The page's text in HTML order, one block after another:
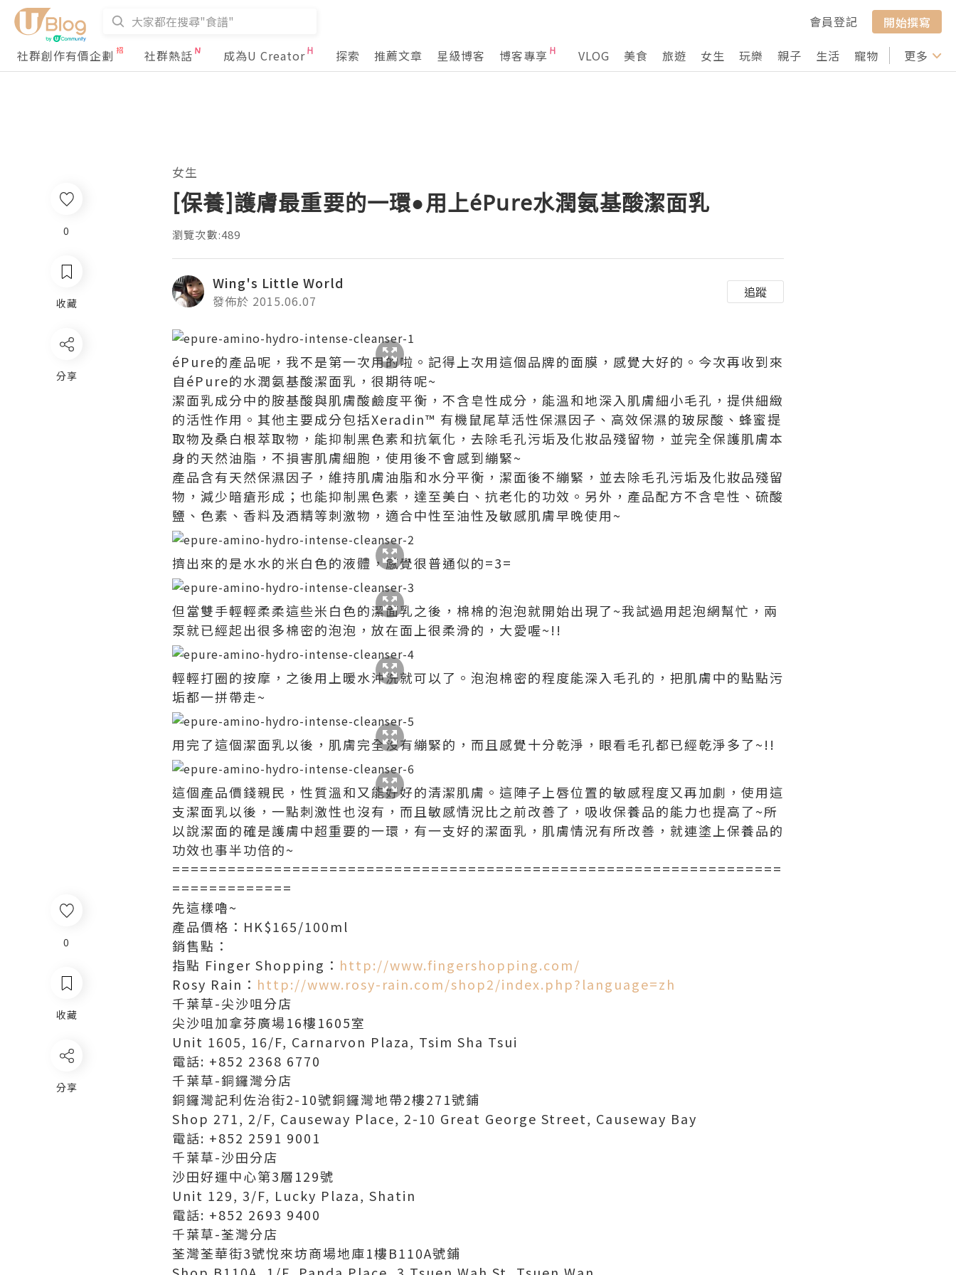
會員登記
開始撰寫
社群創作有價企劃
社群熱話 成為U Creator 探索 推薦文章 星級博客 博客專享 VLOG 美食 旅遊 女生 玩樂 親子 生活 寵物 行山 打卡
更多
0
收藏
分享
女生
[保養]護膚最重要的一環●用上éPure水潤氨基酸潔面乳
瀏覽次數:489
Wing's Little World
發佈於 2015.06.07
追蹤
éPure的產品呢，我不是第一次用的啦。記得上次用這個品牌的面膜，感覺大好的。今次再收到來
自éPure的水潤氨基酸潔面乳，很期待呢~
潔面乳成分中的胺基酸與肌膚酸鹼度平衡，不含皂性成分，能溫和地深入肌膚細小毛孔，提供細緻
的活性作用。其他主要成分包括Xeradin™ 有機鼠尾草活性保濕因子、高效保濕的玻尿酸、蜂蜜提
取物及桑白根萃取物，能抑制黑色素和抗氧化，去除毛孔污垢及化妝品殘留物，並完全保護肌膚本
身的天然油脂，不損害肌膚細胞，使用後不會感到繃緊~
產品含有天然保濕因子，維持肌膚油脂和水分平衡，潔面後不繃緊，並去除毛孔污垢及化妝品殘留
物，減少暗瘡形成；也能抑制黑色素，達至美白、抗老化的功效。另外，產品配方不含皂性、硫酸
鹽、色素、香料及酒精等刺激物，適合中性至油性及敏感肌膚早晚使用~
擠出來的是水水的米白色的液體，感覺很普通似的=3=
但當雙手輕輕柔柔這些米白色的潔面乳之後，棉棉的泡泡就開始出現了~我試過用起泡網幫忙，兩
泵就已經起出很多棉密的泡泡，放在面上很柔滑的，大愛喔~!!
輕輕打圈的按摩，之後用上暖水沖洗就可以了。泡泡棉密的程度能深入毛孔的，把肌膚中的點點污
垢都一拼帶走~
用完了這個潔面乳以後，肌膚完全沒有繃緊的，而且感覺十分乾淨，眼看毛孔都已經乾淨多了~!!
這個產品價錢親民，性質溫和又能好好的清潔肌膚。這陣子上唇位置的敏感程度又再加劇，使用這
支潔面乳以後，一點刺激性也沒有，而且敏感情況比之前改善了，吸收保養品的能力也提高了~所
以說潔面的確是護膚中超重要的一環，有一支好的潔面乳，肌膚情況有所改善，就連塗上保養品的
功效也事半功倍的~
==================================================================
=============
先這樣嚕~
產品價格：HK$165/100ml
銷售點：
指點 Finger Shopping： http://www.fingershopping.com/
Rosy Rain： http://www.rosy-rain.com/shop2/index.php?language=zh
千葉草-尖沙咀分店
尖沙咀加拿芬廣場16樓1605室
Unit 1605, 16/F, Carnarvon Plaza, Tsim Sha Tsui
電話: +852 2368 6770
千葉草-銅鑼灣分店
銅鑼灣記利佐治街2-10號銅鑼灣地帶2樓271號鋪
Shop 271, 2/F, Causeway Place, 2-10 Great George Street, Causeway Bay
電話: +852 2591 9001
千葉草-沙田分店
沙田好運中心第3層129號
Unit 129, 3/F, Lucky Plaza, Shatin
電話: +852 2693 9400
千葉草-荃灣分店
荃灣荃華街3號悅來坊商場地庫1樓B110A號鋪
0
收藏
分享